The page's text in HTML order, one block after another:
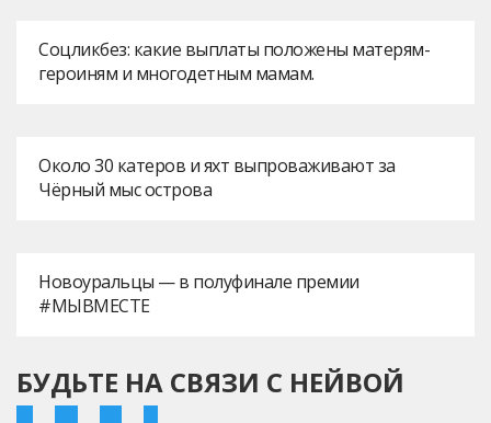
Соцликбез: какие выплаты положены матерям-
героиням и многодетным мамам.
Около 30 катеров и яхт выпроваживают за
Чёрный мыс острова
Новоуральцы — в полуфинале премии
#МЫВМЕСТЕ
БУДЬТЕ НА СВЯЗИ С НЕЙВОЙ